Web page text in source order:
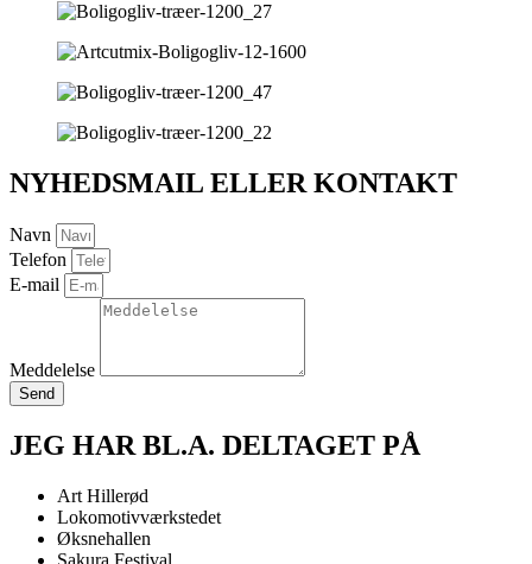
NYHEDSMAIL ELLER KONTAKT
Navn
Telefon
E-mail
Meddelelse
Send
JEG HAR BL.A. DELTAGET PÅ
Art Hillerød
Lokomotivværkstedet
Øksnehallen
Sakura Festival